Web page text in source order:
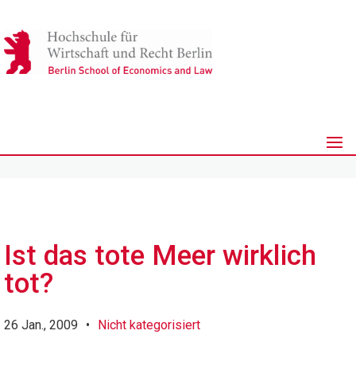
Ist das tote Meer wirklich
tot?
26 Jan., 2009 • Nicht kategorisiert